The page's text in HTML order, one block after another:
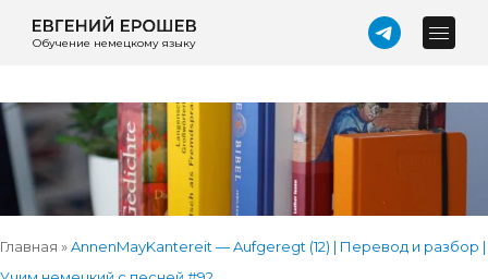
Обучение немецкому языку
Главная »AnnenMayKantereit — Aufgeregt (12) | Перевод и разбор |